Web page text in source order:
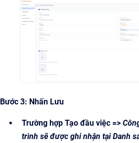
Bước 3: Nhấn Lưu
Trường hợp Tạo đầu việc =>
trình sẽ được ghi nhận tại Danh